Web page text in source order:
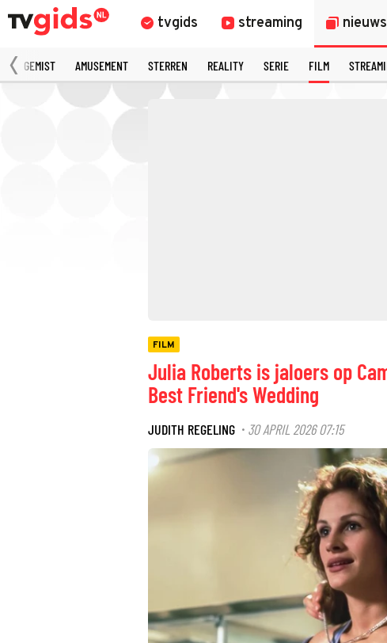
tvgids streaming nieuws
GEMIST AMUSEMENT STERREN REALITY SERIE FILM
FILM
Julia Roberts is jaloers op
Best Friend's Wedding
JUDITH REGELING · 30 APRIL 2026 07:15